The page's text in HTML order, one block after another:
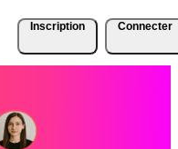
Inscription Connecter